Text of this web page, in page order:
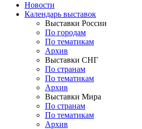
Новости
Календарь выставок
Выставки России
По городам
По тематикам
Архив
Выставки СНГ
По странам
По тематикам
Архив
Выставки Мира
По странам
По тематикам
Архив